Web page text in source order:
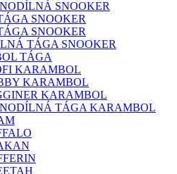
SNOOKER
SNOOKER
SNOOKER
TÁGA SNOOKER
TÁGA
KARAMBOL
KARAMBOL
KARAMBOL
TÁGA KARAMBOL